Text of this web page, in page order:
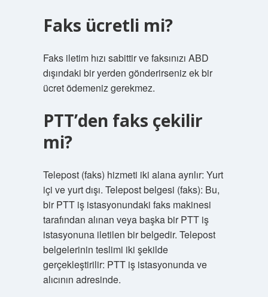
Faks ücretli mi?
Faks iletim hızı sabittir ve faksınızı ABD
dışındaki bir yerden gönderirseniz ek bir
ücret ödemeniz gerekmez.
PTT’den faks çekilir
mi?
Telepost (faks) hizmeti iki alana ayrılır: Yurt
içi ve yurt dışı. Telepost belgesi (faks): Bu,
bir PTT iş istasyonundaki faks makinesi
tarafından alınan veya başka bir PTT iş
istasyonuna iletilen bir belgedir. Telepost
belgelerinin teslimi iki şekilde
gerçekleştirilir: PTT iş istasyonunda ve
alıcının adresinde.